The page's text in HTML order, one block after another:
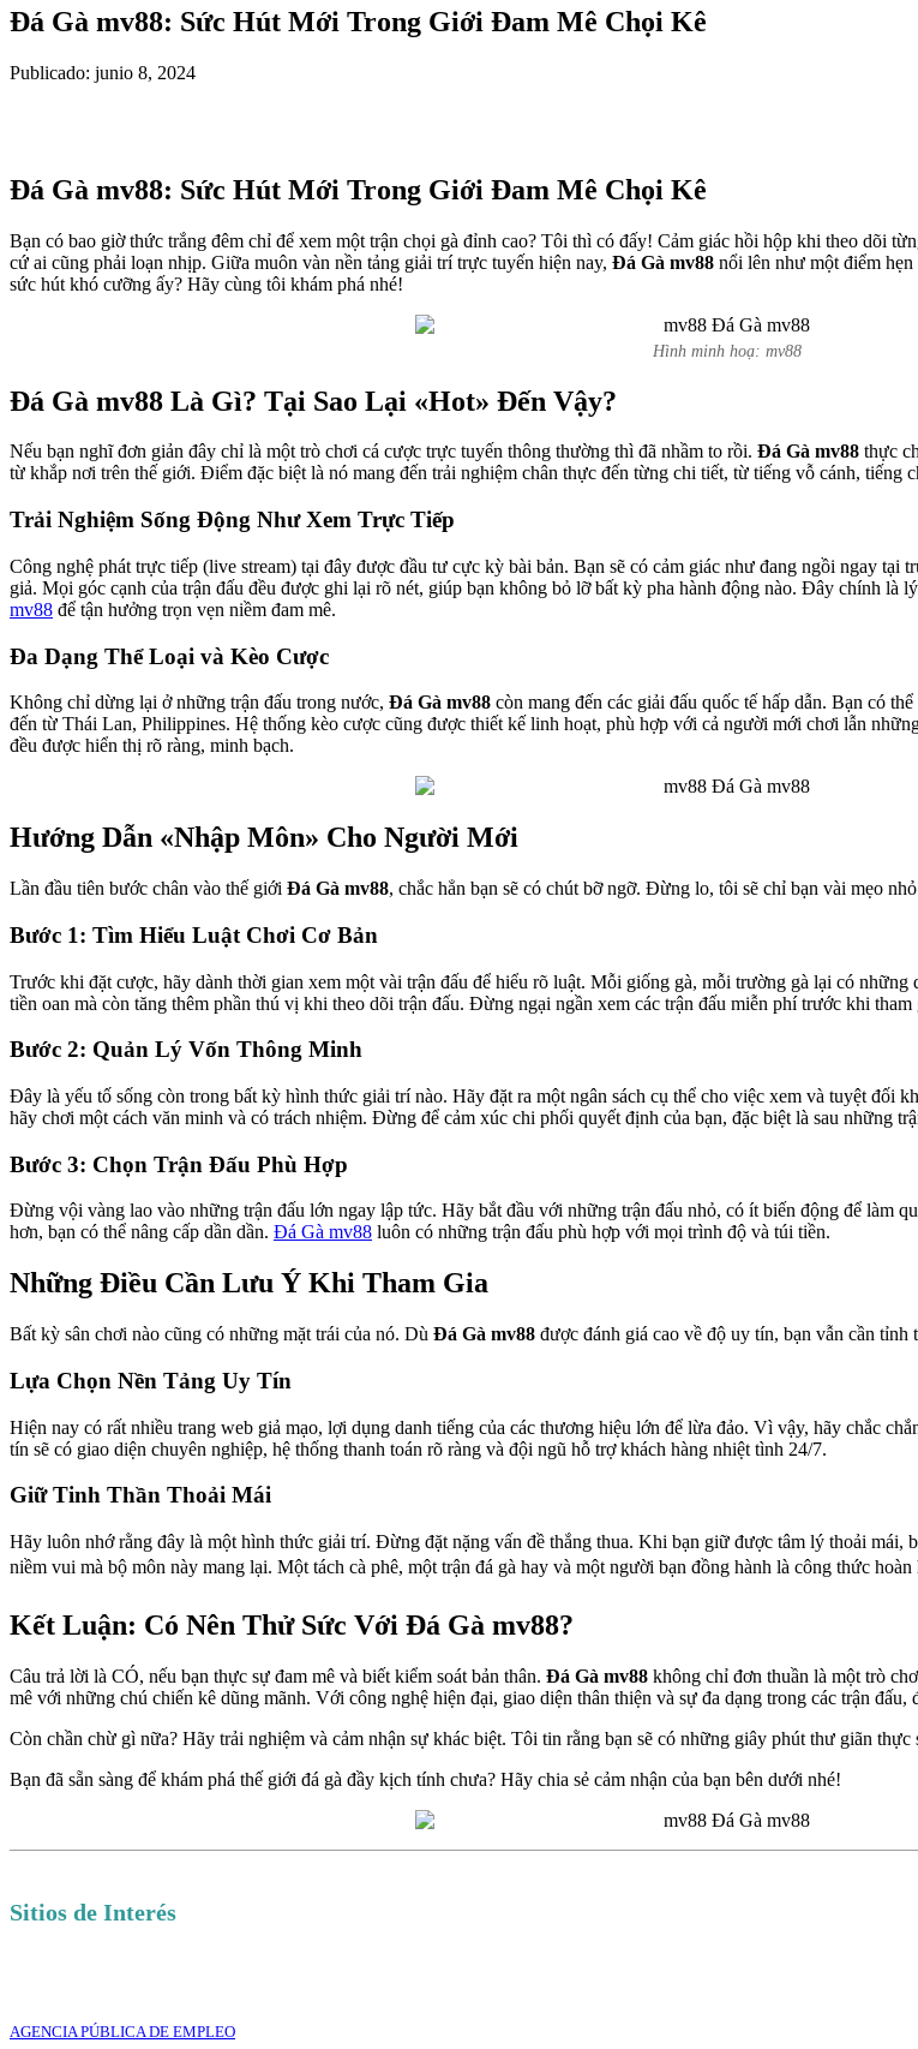
Đá Gà mv88: Sức Hút Mới Trong Giới Đam Mê Chọi Kê
Publicado: junio 8, 2024
Đá Gà mv88: Sức Hút Mới Trong Giới Đam Mê Chọi Kê
Bạn có bao giờ thức trắng đêm chỉ để xem một trận chọi gà đỉnh cao? Tôi thì có đấy! Cảm giác hồi hộp khi theo dõi
cứ ai cũng phải loạn nhịp. Giữa muôn vàn nền tảng giải trí trực tuyến hiện nay, Đá Gà mv88 nổi lên như một điểm
sức hút khó cưỡng ấy? Hãy cùng tôi khám phá nhé!
Hình minh hoạ: mv88
Đá Gà mv88 Là Gì? Tại Sao Lại «Hot» Đến Vậy?
Nếu bạn nghĩ đơn giản đây chỉ là một trò chơi cá cược trực tuyến thông thường thì đã nhầm to rồi. Đá Gà mv88 thực
từ khắp nơi trên thế giới. Điểm đặc biệt là nó mang đến trải nghiệm chân thực đến từng chi tiết, từ tiếng vỗ cánh, tiếng
Trải Nghiệm Sống Động Như Xem Trực Tiếp
Công nghệ phát trực tiếp (live stream) tại đây được đầu tư cực kỳ bài bản. Bạn sẽ có cảm giác như đang ngồi ngay tại
giả. Mọi góc cạnh của trận đấu đều được ghi lại rõ nét, giúp bạn không bỏ lỡ bất kỳ pha hành động nào. Đây chính là
mv88 để tận hưởng trọn vẹn niềm đam mê.
Đa Dạng Thể Loại và Kèo Cược
Không chỉ dừng lại ở những trận đấu trong nước, Đá Gà mv88 còn mang đến các giải đấu quốc tế hấp dẫn. Bạn có
đến từ Thái Lan, Philippines. Hệ thống kèo cược cũng được thiết kế linh hoạt, phù hợp với cả người mới chơi lẫn
đều được hiển thị rõ ràng, minh bạch.
Hướng Dẫn «Nhập Môn» Cho Người Mới
Lần đầu tiên bước chân vào thế giới Đá Gà mv88, chắc hẳn bạn sẽ có chút bỡ ngỡ. Đừng lo, tôi sẽ chỉ bạn vài mẹo
Bước 1: Tìm Hiểu Luật Chơi Cơ Bản
Trước khi đặt cược, hãy dành thời gian xem một vài trận đấu để hiểu rõ luật. Mỗi giống gà, mỗi trường gà lại có
tiền oan mà còn tăng thêm phần thú vị khi theo dõi trận đấu. Đừng ngại ngần xem các trận đấu miễn phí trước khi tham
Bước 2: Quản Lý Vốn Thông Minh
Đây là yếu tố sống còn trong bất kỳ hình thức giải trí nào. Hãy đặt ra một ngân sách cụ thể cho việc xem và tuyệt đối
hãy chơi một cách văn minh và có trách nhiệm. Đừng để cảm xúc chi phối quyết định của bạn, đặc biệt là sau những
Bước 3: Chọn Trận Đấu Phù Hợp
Đừng vội vàng lao vào những trận đấu lớn ngay lập tức. Hãy bắt đầu với những trận đấu nhỏ, có ít biến động để làm
hơn, bạn có thể nâng cấp dần dần. Đá Gà mv88 luôn có những trận đấu phù hợp với mọi trình độ và túi tiền.
Những Điều Cần Lưu Ý Khi Tham Gia
Bất kỳ sân chơi nào cũng có những mặt trái của nó. Dù Đá Gà mv88 được đánh giá cao về độ uy tín, bạn vẫn cần tỉnh
Lựa Chọn Nền Tảng Uy Tín
Hiện nay có rất nhiều trang web giả mạo, lợi dụng danh tiếng của các thương hiệu lớn để lừa đảo. Vì vậy, hãy chắc
tín sẽ có giao diện chuyên nghiệp, hệ thống thanh toán rõ ràng và đội ngũ hỗ trợ khách hàng nhiệt tình 24/7.
Giữ Tinh Thần Thoải Mái
Hãy luôn nhớ rằng đây là một hình thức giải trí. Đừng đặt nặng vấn đề thắng thua. Khi bạn giữ được tâm lý thoải mái,
niềm vui mà bộ môn này mang lại. Một tách cà phê, một trận đá gà hay và một người bạn đồng hành là công thức
Kết Luận: Có Nên Thử Sức Với Đá Gà mv88?
Câu trả lời là CÓ, nếu bạn thực sự đam mê và biết kiểm soát bản thân. Đá Gà mv88 không chỉ đơn thuần là một trò
mê với những chú chiến kê dũng mãnh. Với công nghệ hiện đại, giao diện thân thiện và sự đa dạng trong các trận
Còn chần chừ gì nữa? Hãy trải nghiệm và cảm nhận sự khác biệt. Tôi tin rằng bạn sẽ có những giây phút thư giãn thực
Bạn đã sẵn sàng để khám phá thế giới đá gà đầy kịch tính chưa? Hãy chia sẻ cảm nhận của bạn bên dưới nhé!
Sitios de Interés
AGENCIA PÚBLICA DE EMPLEO